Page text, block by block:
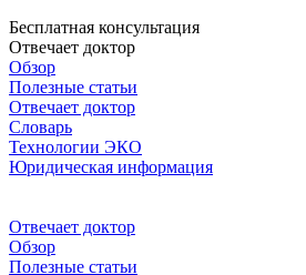
Бесплатная консультация
Отвечает доктор
Обзор
Полезные статьи
Отвечает доктор
Словарь
Технологии ЭКО
Юридическая информация
Отвечает доктор
Обзор
Полезные статьи